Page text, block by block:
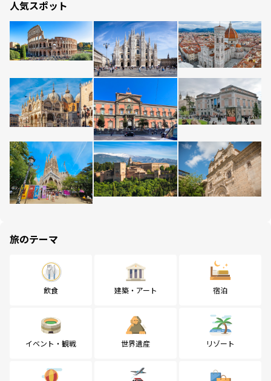
人気スポット
旅のテーマ
飲食 建築・アート 宿泊
イベント・観戦 世界遺産 リゾート